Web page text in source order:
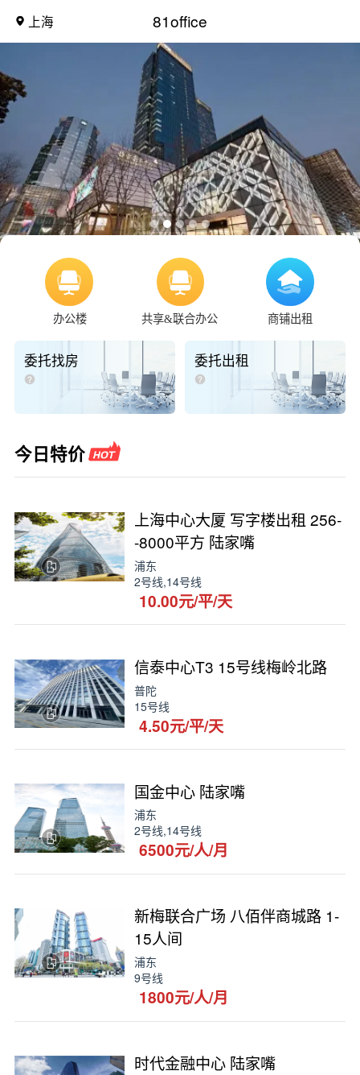
上海 81office
办公楼 共享&联合办公 商铺出租
委托找房 委托出租
今日特价
上海中心大厦 写字楼出租 256-
-8000平方 陆家嘴
浦东
2号线,14号线
10.00元/平/天
信泰中心T3 15号线梅岭北路
普陀
15号线
4.50元/平/天
国金中心 陆家嘴
浦东
2号线,14号线
6500元/人/月
新梅联合广场 八佰伴商城路 1-
15人间
浦东
9号线
1800元/人/月
时代金融中心 陆家嘴